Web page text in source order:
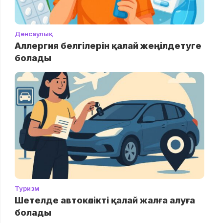
Денсаулық
Аллергия белгілерін қалай жеңілдетуге
болады
Туризм
Шетелде автокөлікті қалай жалға алуға
болады